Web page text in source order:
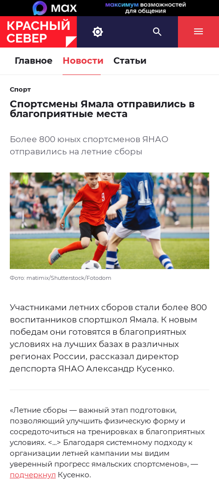
Главное Новости Статьи
Спорт
Спортсмены Ямала отправились в
благоприятные места
Более 800 юных спортсменов ЯНАО
отправились на летние сборы
Фото: matimix/Shutterstock/Fotodom
Участниками летних сборов стали более 800
воспитанников спортшкол Ямала. К новым
победам они готовятся в благоприятных
условиях на лучших базах в различных
регионах России, рассказал директор
депспорта ЯНАО Александр Кусенко.
«Летние сборы — важный этап подготовки,
позволяющий улучшить физическую форму и
сосредоточиться на тренировках в благоприятных
условиях. <...> Благодаря системному подходу к
организации летней кампании мы видим
уверенный прогресс ямальских спортсменов», —
подчеркнул Кусенко.